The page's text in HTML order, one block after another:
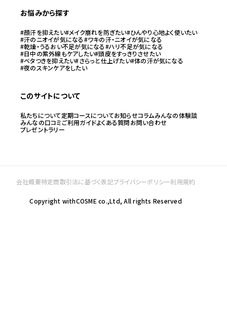
お悩みから探す
#顔汗を抑えたい#メイク崩れを防ぎたい#ひんやり心地よく使いたい
#汗のニオイが気になる#ワキの汗・ニオイが気になる
#乾燥・うるおい不足が気になる#ハリ不足が気になる
#日中の紫外線もケアしたい#頭皮をすっきりさせたい
#ベタつきを抑えたい#さらっと仕上げたい#体の汗が気になる
#夜のスキンケアをしたい
このサイトについて
私たちについて定期コースについてお知らせコラムみんなの体験談
みんなの口コミご利用ガイドよくある質問お問い合わせ
プレゼントラリー
会社概要特定商取引法に基づく表記プライバシーポリシー利用規約
Copyright withCOSME co.,Ltd, All rights Reserved